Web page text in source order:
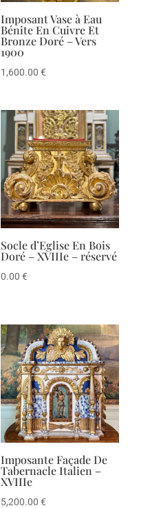
Imposant Vase à Eau
Bénite En Cuivre Et
Bronze Doré – Vers
1900
1,600.00€
Socle d’Eglise En Bois
Doré – XVIIIe – réservé
0.00€
Imposante Façade De
Tabernacle Italien –
XVIIIe
5,200.00€